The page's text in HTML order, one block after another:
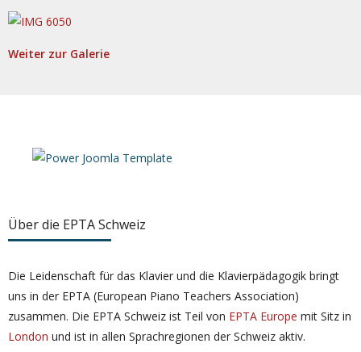
Weiter zur Galerie
Über die EPTA Schweiz
Die Leidenschaft für das Klavier und die Klavierpädagogik bringt
uns in der EPTA (European Piano Teachers Association)
zusammen. Die EPTA Schweiz ist Teil von EPTA Europe mit Sitz in
London und ist in allen Sprachregionen der Schweiz aktiv.